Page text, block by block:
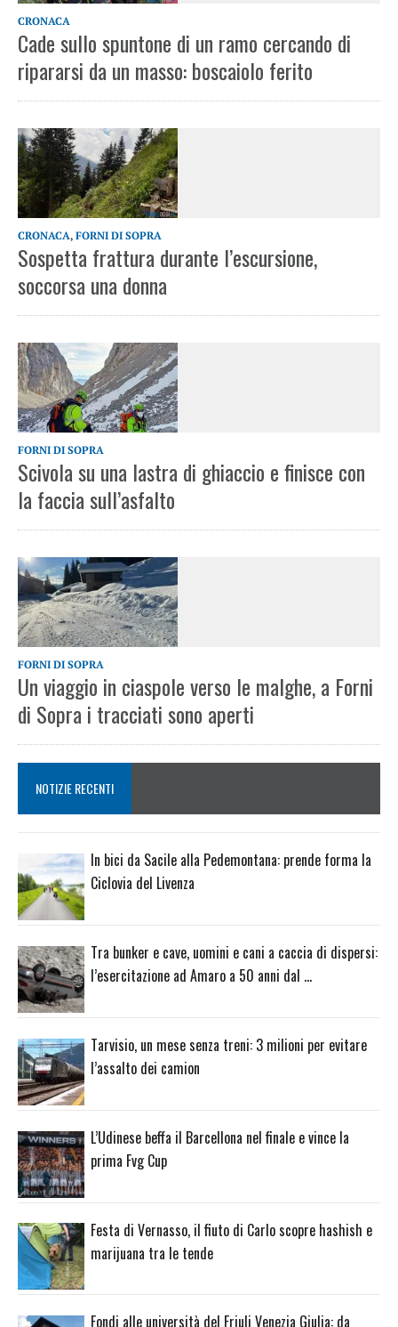
CRONACA
Cade sullo spuntone di un ramo cercando di
ripararsi da un masso: boscaiolo ferito
CRONACA, FORNI DI SOPRA
Sospetta frattura durante l’escursione,
soccorsa una donna
FORNI DI SOPRA
Scivola su una lastra di ghiaccio e finisce con
la faccia sull’asfalto
FORNI DI SOPRA
Un viaggio in ciaspole verso le malghe, a Forni
di Sopra i tracciati sono aperti
NOTIZIE RECENTI
In bici da Sacile alla Pedemontana: prende forma la
Ciclovia del Livenza
Tra bunker e cave, uomini e cani a caccia di dispersi:
l’esercitazione ad Amaro a 50 anni dal …
Tarvisio, un mese senza treni: 3 milioni per evitare
l’assalto dei camion
L’Udinese beffa il Barcellona nel finale e vince la
prima Fvg Cup
Festa di Vernasso, il fiuto di Carlo scopre hashish e
marijuana tra le tende
Fondi alle università del Friuli Venezia Giulia: da